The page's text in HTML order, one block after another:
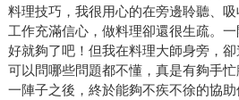
料理技巧，我很用心的在旁邊聆聽、
工作充滿信心，做料理卻還很生疏。
好就夠了吧！但我在料理大師身旁，卻
可以問哪些問題都不懂，真是有夠手
一陣子之後，終於能夠不疾不徐的協